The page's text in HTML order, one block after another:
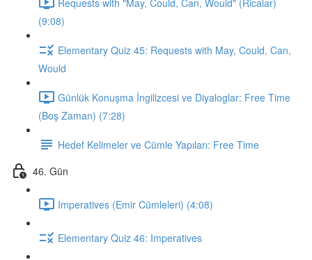
(9:08)
Elementary Quiz 45: Requests with May, Could, Can,
Would
Günlük Konuşma İngilizcesi ve Diyaloglar: Free Time
(Boş Zaman) (7:28)
Hedef Kelimeler ve Cümle Yapıları: Free Time
46. Gün
Imperatives (Emir Cümleleri) (4:08)
Elementary Quiz 46: Imperatives